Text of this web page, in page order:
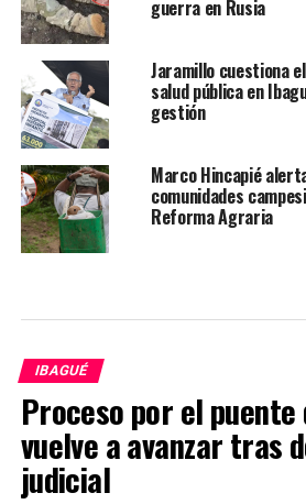
guerra en Rusia
Jaramillo cuestiona
salud pública en
gestión
Marco Hincapié
comunidades
Reforma Agraria
IBAGUÉ
Proceso por el
vuelve a avanzar tras
judicial